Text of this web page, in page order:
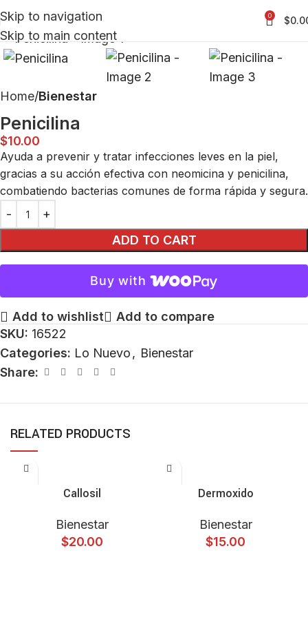
Skip to navigation
Skip to main content
0 $
Click to enlarge
Home Bienestar
Penicilina
$10.00
Ayuda a prevenir y tratar infecciones leves en la piel,
gracias a su acción efectiva con neomicina y penicilina,
combatiendo bacterias comunes de forma rápida y segura.
ADD TO CART
Buy with
Add to wishlist
Add to compare
SKU: 16522
Categories: Lo Nuevo, Bienestar
Share:
RELATED PRODUCTS
Callosil
Bienestar
$20.00
Dermoxido
Bienestar
$15.00